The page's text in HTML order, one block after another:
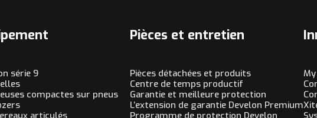
série 9
compactes sur pneus
Pièces et entretien
Pièces détachées et produits
Centre de temps productif
Garantie et meilleure protection
L’extension de garantie Develon Premium